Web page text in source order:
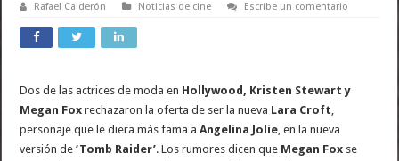
Rafael Calderón Noticias de cine Escribe un comentario
Dos de las actrices de moda en Hollywood, Kristen Stewart y
Megan Fox rechazaron la oferta de ser la nueva Lara Croft,
personaje que le diera más fama aAngelina Jolie, en la nueva
versión de‘Tomb Raider’. Los rumores dicen que Megan Fox se